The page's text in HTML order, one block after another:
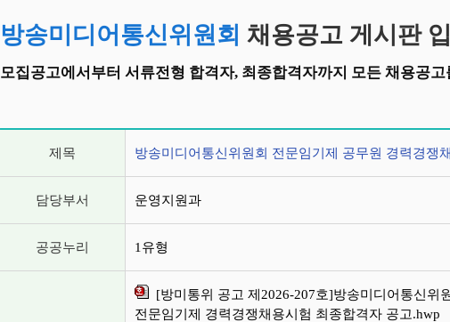
방송미디어통신위원회 채용공고 게시판
모집공고에서부터 서류전형 합격자, 최종합격자까지 모든 채용공
제목 방송미디어통신위원회 전문임기제 공무원 경력경쟁
담당부서 운영지원과
공공누리 1유형
[방미통위 공고 제2026-207호]방송미디어통신위
전문임기제 경력경쟁채용시험 최종합격자 공고.hwp